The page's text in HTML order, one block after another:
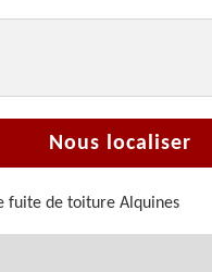
Nous localiser
fuite de toiture Alquines